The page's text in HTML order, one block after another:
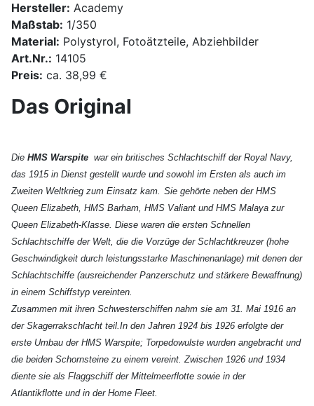
Hersteller: Academy
Maßstab: 1/350
Material: Polystyrol, Fotoätzteile, Abziehbilder
Art.Nr.: 14105
Preis: ca. 38,99 €
Das Original
Die HMS Warspite war ein britisches Schlachtschiffder Royal Navy,
das 1915 in Dienst gestellt wurde und sowohl im Ersten als auch im
Zweiten Weltkrieg zum Einsatz kam. Sie gehörte neben der HMS
Queen Elizabeth, HMS Barham, HMS Valiant und HMS Malaya zur
Queen Elizabeth-Klasse. Diese waren die ersten Schnellen
Schlachtschiffe der Welt, die die Vorzüge der Schlachtkreuzer(hohe
Geschwindigkeit durch leistungsstarke Maschinenanlage) mit denen der
Schlachtschiffe (ausreichender Panzerschutz und stärkere Bewaffnung)
in einem Schiffstyp vereinten.
Zusammen mit ihren Schwesterschiffen nahm sie am 31. Mai 1916 an
der Skagerrakschlacht teil.In den Jahren 1924 bis 1926 erfolgte der
erste Umbau der HMS Warspite; Torpedowulste wurden angebracht und
die beiden Schornsteine zu einem vereint. Zwischen 1926 und 1934
diente sie als Flaggschiffder Mittelmeerflotte sowie in der
Atlantikflotte und in der Home Fleet.